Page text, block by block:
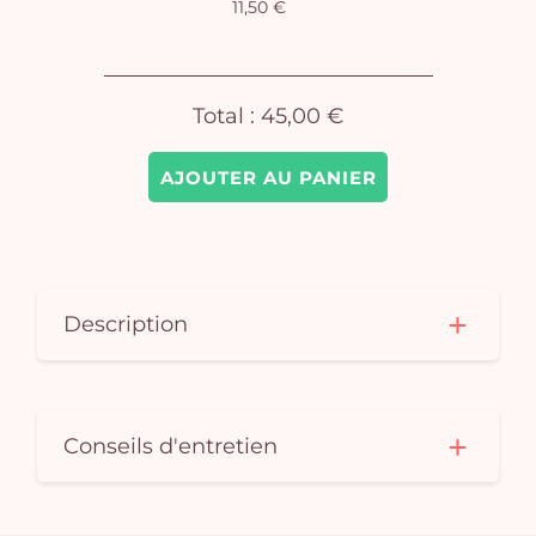
AJOUTER AU PANIER
11,50 €
Total : 45,00 €
Description
Conseils d'entretien